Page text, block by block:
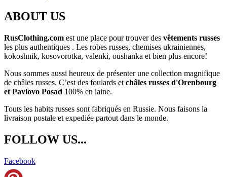
ABOUT US
RusClothing.com est une place pour trouver des vêtements russes
les plus authentiques . Les robes russes, chemises ukrainiennes,
kokoshnik, kosovorotka, valenki, oushanka et bien plus encore!
Nous sommes aussi heureux de présenter une collection magnifique
de châles russes. C’est des foulards et châles russes d'Orenbourg
et Pavlovo Posad 100% en laine.
Touts les habits russes sont fabriqués en Russie. Nous faisons la
livraison postale et expediée partout dans le monde.
FOLLOW US...
Facebook